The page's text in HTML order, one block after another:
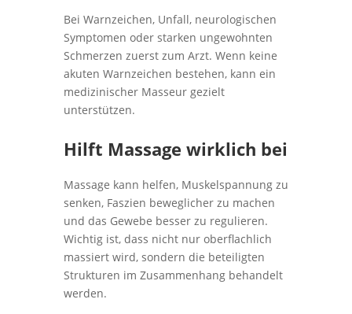
Bei Warnzeichen, Unfall, neurologischen
Symptomen oder starken ungewohnten
Schmerzen zuerst zum Arzt. Wenn keine
akuten Warnzeichen bestehen, kann ein
medizinischer Masseur gezielt
unterstützen.
Hilft Massage wirklich bei
Massage kann helfen, Muskelspannung zu
senken, Faszien beweglicher zu machen
und das Gewebe besser zu regulieren.
Wichtig ist, dass nicht nur oberflachlich
massiert wird, sondern die beteiligten
Strukturen im Zusammenhang behandelt
werden.